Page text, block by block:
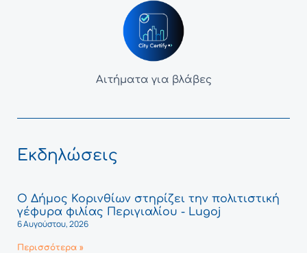
Αιτήματα για βλάβες
Εκδηλώσεις
Ο Δήμος Κορινθίων στηρίζει την πολιτιστική
γέφυρα φιλίας Περιγιαλίου - Lugoj
6 Αυγούστου, 2026
Περισσότερα »